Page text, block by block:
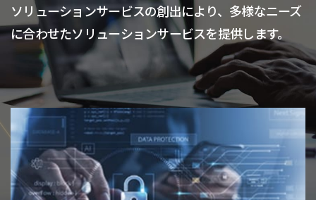
ソリューションサービスの創出により、多様なニーズ
に合わせたソリューションサービスを提供します。